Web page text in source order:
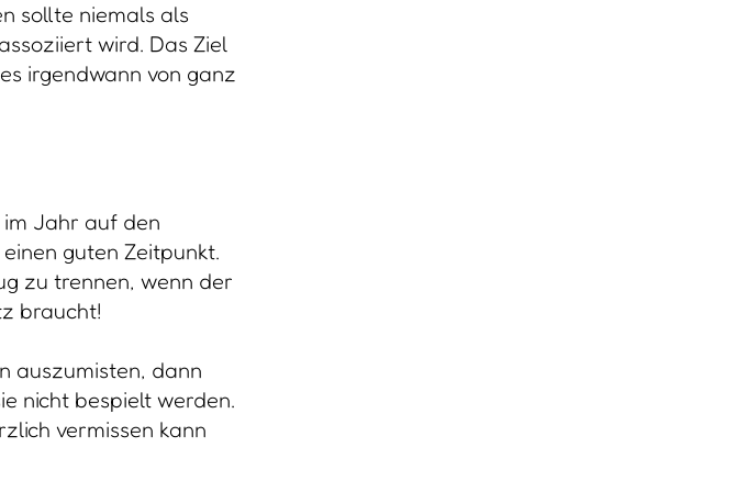
sollte niemals als
wird. Das Ziel
irgendwann von ganz
Jahr auf den
guten Zeitpunkt.
zu trennen, wenn der
braucht!
auszumisten, dann
nicht bespielt werden.
vermissen kann